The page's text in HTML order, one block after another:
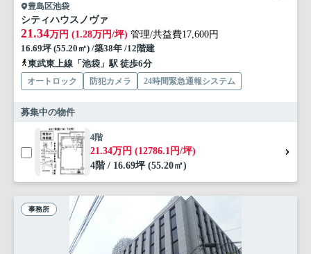
豊島区池袋
シティハウスノヴァ
21.34万円 (1.28万円/坪) 管理/共益費17,600円
16.69坪 (55.20㎡) /築38年 /12階建
東武東上線「池袋」駅 徒歩6分
オートロック 防犯カメラ 24時間緊急通報システム
募集中の物件
4階
21.34万円 (12786.1円/坪)
4階 / 16.69坪 (55.20㎡)
事務所